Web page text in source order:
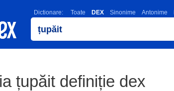
Dictionare: Toate DEX Sinonime Antonime
țupăit definiție dex